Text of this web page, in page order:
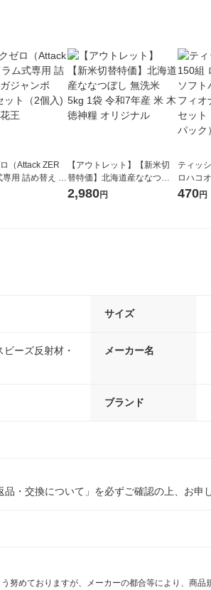
（Attack ZER
専用 詰め替え メ
1セット
【アウトレット】【新米切
替特価】北海道産ななつぼ
し 無洗米 5kg 1袋 令和7年産
2,980円
ティッ
ロハコ
ックテ
470円
サイズ
ーズ反射材・
メーカー名
ブランド
・交換について」を必ずご確認の上、お申
努めておりますが、メーカーの都合等により、商